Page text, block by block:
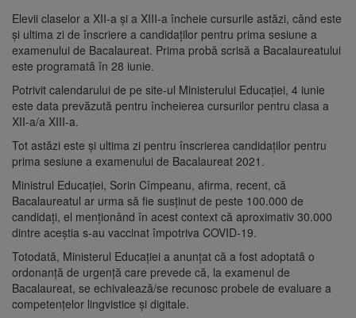
Elevii claselor a XII-a şi a XIII-a încheie cursurile astăzi, când este
şi ultima zi de înscriere a candidaţilor pentru prima sesiune a
examenului de Bacalaureat. Prima probă scrisă a Bacalaureatului
este programată în 28 iunie.
Potrivit calendarului de pe site-ul Ministerului Educaţiei, 4 iunie
este data prevăzută pentru încheierea cursurilor pentru clasa a
XII-a/a XIII-a.
Tot astăzi este şi ultima zi pentru înscrierea candidaţilor pentru
prima sesiune a examenului de Bacalaureat 2021.
Ministrul Educaţiei, Sorin Cîmpeanu, afirma, recent, că
Bacalaureatul ar urma să fie susţinut de peste 100.000 de
candidaţi, el menţionând în acest context că aproximativ 30.000
dintre aceştia s-au vaccinat împotriva COVID-19.
Totodată, Ministerul Educaţiei a anunţat că a fost adoptată o
ordonanţă de urgenţă care prevede că, la examenul de
Bacalaureat, se echivalează/se recunosc probele de evaluare a
competenţelor lingvistice şi digitale.